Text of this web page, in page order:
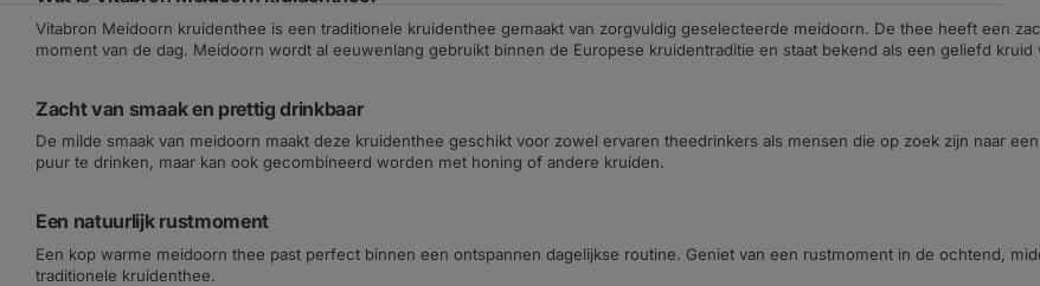
Vitabron Meidoorn kruidenthee is een traditionele kruidenthee gemaakt van zorgvuldig geselecteerde meidoorn. De thee heeft een
moment van de dag. Meidoorn wordt al eeuwenlang gebruikt binnen de Europese kruidentraditie en staat bekend als een geliefd
Zacht van smaak en prettig drinkbaar
De milde smaak van meidoorn maakt deze kruidenthee geschikt voor zowel ervaren theedrinkers als mensen die op zoek zijn naar
puur te drinken, maar kan ook gecombineerd worden met honing of andere kruiden.
Een natuurlijk rustmoment
Een kop warme meidoorn thee past perfect binnen een ontspannen dagelijkse routine. Geniet van een rustmoment in de ochtend,
traditionele kruidenthee.